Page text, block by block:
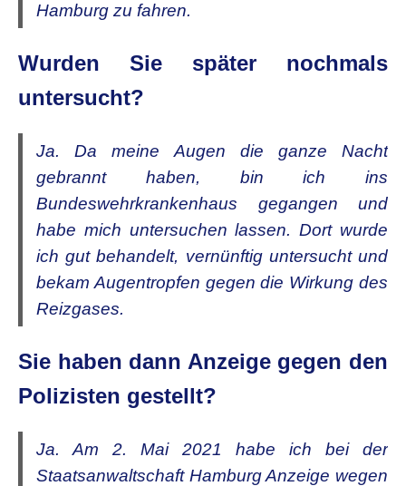
Hamburg zu fahren.
Wurden Sie später nochmals
untersucht?
Ja. Da meine Augen die ganze Nacht
gebrannt haben, bin ich ins
Bundeswehrkrankenhaus gegangen und
habe mich untersuchen lassen. Dort wurde
ich gut behandelt, vernünftig untersucht und
bekam Augentropfen gegen die Wirkung des
Reizgases.
Sie haben dann Anzeige gegen den
Polizisten gestellt?
Ja. Am 2. Mai 2021 habe ich bei der
Staatsanwaltschaft Hamburg Anzeige wegen